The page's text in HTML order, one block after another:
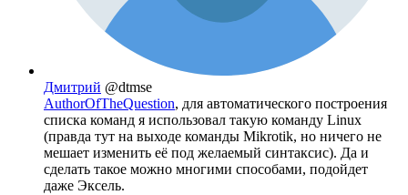
Дмитрий @dtmse
AuthorOfTheQuestion, для автоматического построения
списка команд я использовал такую команду Linux
(правда тут на выходе команды Mikrotik, но ничего не
мешает изменить её под желаемый синтаксис). Да и
сделать такое можно многими способами, подойдет
даже Эксель.